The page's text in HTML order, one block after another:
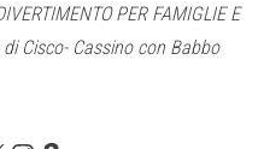
PER FAMIGLIE E
Cisco- Cassino con Babbo